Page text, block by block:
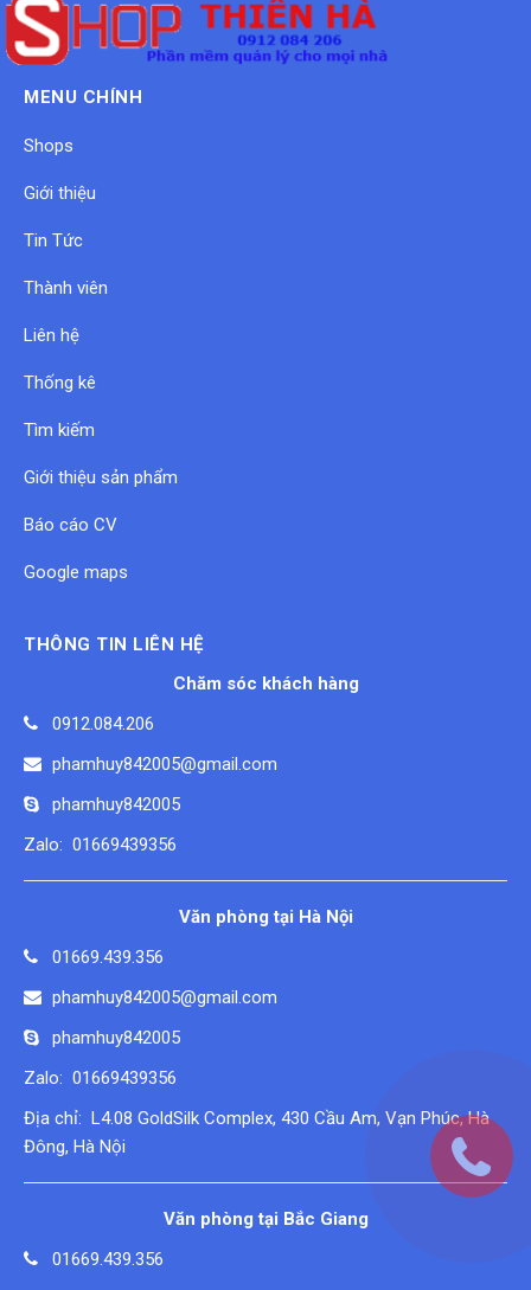
MENU CHÍNH
Shops
Giới thiệu
Tin Tức
Thành viên
Liên hệ
Thống kê
Tìm kiếm
Giới thiệu sản phẩm
Báo cáo CV
Google maps
THÔNG TIN LIÊN HỆ
Chăm sóc khách hàng
0912.084.206
phamhuy842005@gmail.com
phamhuy842005
Zalo: 01669439356
Văn phòng tại Hà Nội
01669.439.356
phamhuy842005@gmail.com
phamhuy842005
Zalo: 01669439356
Địa chỉ: L4.08 GoldSilk Complex, 430 Cầu Am, Vạn Phúc, Hà
Đông, Hà Nội
Văn phòng tại Bắc Giang
01669.439.356